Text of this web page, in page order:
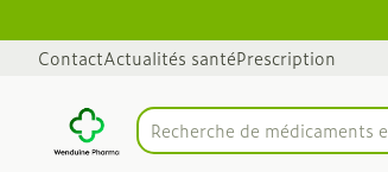
ContactActualités santéPrescription
Rechercher
Recherche de médicamen